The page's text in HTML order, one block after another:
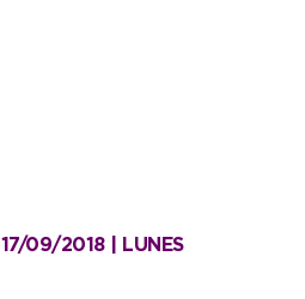
17/09/2018 | LUNES